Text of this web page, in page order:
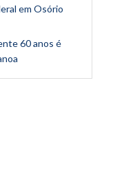
em Osório
60 anos é